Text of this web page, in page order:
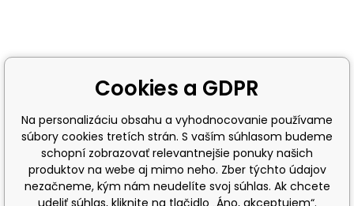
Cookies a GDPR
Na personalizáciu obsahu a vyhodnocovanie používame
súbory cookies tretích strán. S vaším súhlasom budeme
schopní zobrazovať relevantnejšie ponuky našich
produktov na webe aj mimo neho. Zber týchto údajov
nezačneme, kým nám neudelíte svoj súhlas. Ak chcete
udeliť súhlas, kliknite na tlačidlo „Áno, akceptujem“.